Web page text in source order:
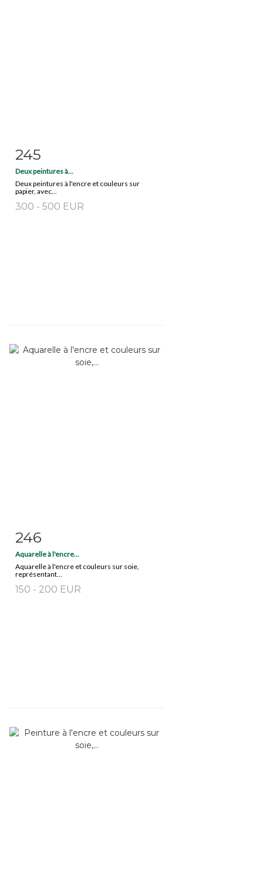
Item detail
245
Deux peintures à...
Deux peintures à l'encre et couleurs sur
papier, avec...
300 - 500 EUR
Item detail
246
Aquarelle à l'encre...
Aquarelle à l'encre et couleurs sur soie,
représentant...
150 - 200 EUR